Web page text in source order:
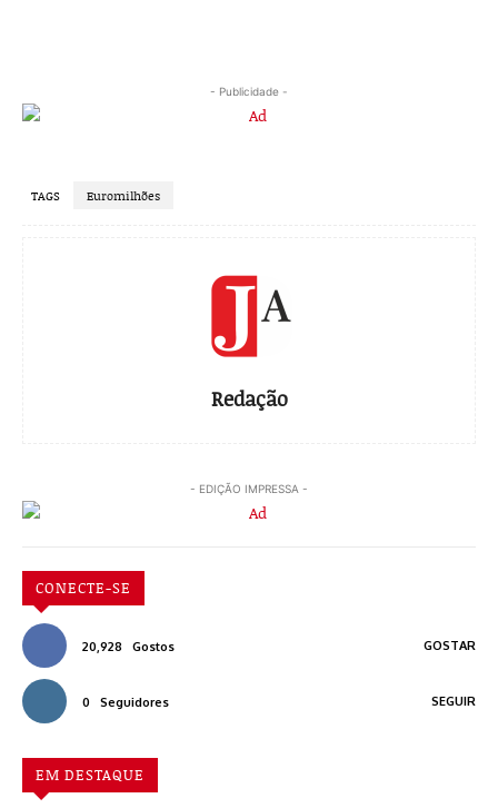
- Publicidade -
TAGS Euromilhões
Redação
- EDIÇÃO IMPRESSA -
CONECTE-SE
20,928 Gostos GOSTAR
0 Seguidores SEGUIR
EM DESTAQUE